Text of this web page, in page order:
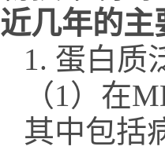
近几年的主
1. 蛋白质
（1）在
其中包括